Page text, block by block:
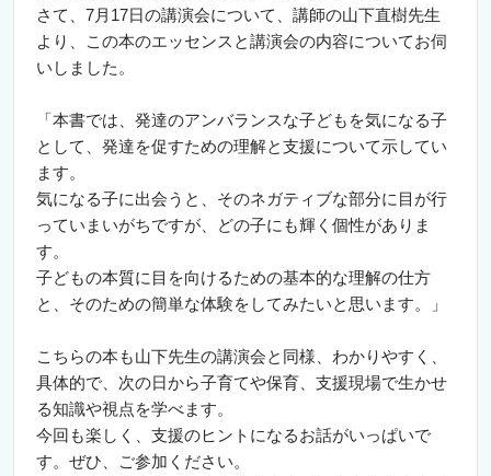
さて、7月17日の講演会について、講師の山下直樹先生
より、この本のエッセンスと講演会の内容についてお伺
いしました。
「本書では、発達のアンバランスな子どもを気になる子
として、発達を促すための理解と支援について示してい
ます。
気になる子に出会うと、そのネガティブな部分に目が行
っていまいがちですが、どの子にも輝く個性がありま
す。
子どもの本質に目を向けるための基本的な理解の仕方
と、そのための簡単な体験をしてみたいと思います。」
こちらの本も山下先生の講演会と同様、わかりやすく、
具体的で、次の日から子育てや保育、支援現場で生かせ
る知識や視点を学べます。
今回も楽しく、支援のヒントになるお話がいっぱいで
す。ぜひ、ご参加ください。